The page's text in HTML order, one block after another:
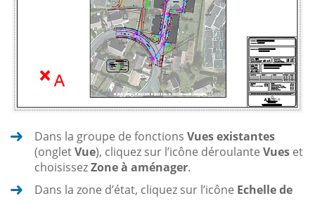
Dans la groupe de fonctions Vues existantes
(ongletVue), cliquez sur l’icône déroulante Vues et
choisissezZone à aménager.
Dans la zone d’état, cliquez sur l’icône Echelle de